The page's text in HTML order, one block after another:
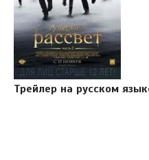
Трейлер на русском